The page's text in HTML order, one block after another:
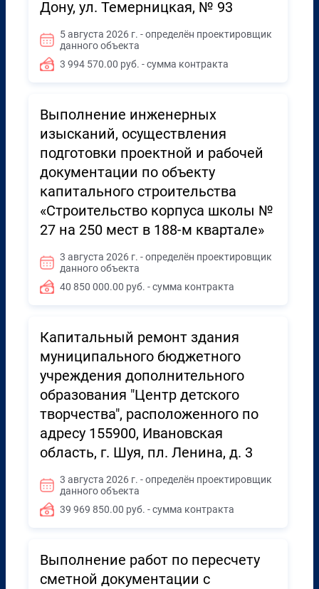
Дону, ул. Темерницкая, № 93
5 августа 2026 г. - определён проектировщик
данного объекта
3 994 570.00 руб. - сумма контракта
Выполнение инженерных
изысканий, осуществления
подготовки проектной и рабочей
документации по объекту
капитального строительства
«Строительство корпуса школы №
27 на 250 мест в 188-м квартале»
3 августа 2026 г. - определён проектировщик
данного объекта
40 850 000.00 руб. - сумма контракта
Капитальный ремонт здания
муниципального бюджетного
учреждения дополнительного
образования "Центр детского
творчества", расположенного по
адресу 155900, Ивановская
область, г. Шуя, пл. Ленина, д. 3
3 августа 2026 г. - определён проектировщик
данного объекта
39 969 850.00 руб. - сумма контракта
Выполнение работ по пересчету
сметной документации с